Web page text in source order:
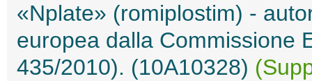
«Nplate» (romiplostim) -
europea dalla Commissione
435/2010). (10A10328)